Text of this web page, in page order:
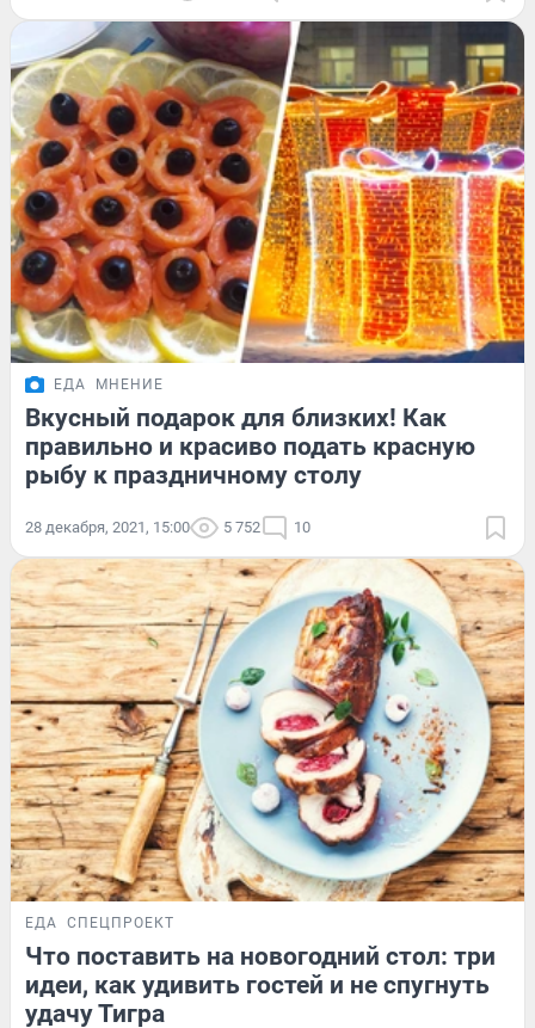
ЕДА МНЕНИЕ
Вкусный подарок для близких! Как
правильно и красиво подать красную
рыбу к праздничному столу
28 декабря, 2021, 15:00 5 752 10
ЕДА СПЕЦПРОЕКТ
Что поставить на новогодний стол: три
идеи, как удивить гостей и не спугнуть
удачу Тигра